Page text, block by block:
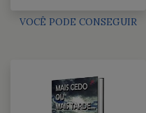
VOCÊ PODE CONSEGUIR